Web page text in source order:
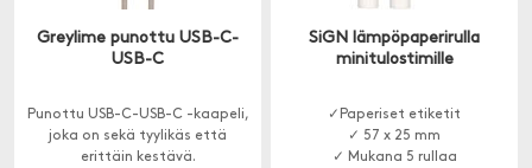
Greylime punottu USB-C-
USB-C
Punottu USB-C-USB-C -kaapeli,
joka on sekä tyylikäs että
erittäin kestävä.
SiGN lämpöpaperirulla
minitulostimille
✓Paperiset etiketit
✓ 57 x 25 mm
✓ Mukana 5 rullaa